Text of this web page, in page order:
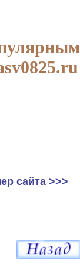
сайта >>>